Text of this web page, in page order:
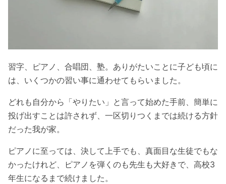
習字、ピアノ、合唱団、塾。ありがたいことに子ども頃に
は、いくつかの習い事に通わせてもらいました。
どれも自分から「やりたい」と言って始めた手前、簡単に
投げ出すことは許されず、一区切りつくまでは続ける方針
だった我が家。
ピアノに至っては、決して上手でも、真面目な生徒でもな
かったけれど、ピアノを弾くのも先生も大好きで、高校3
年生になるまで続けました。